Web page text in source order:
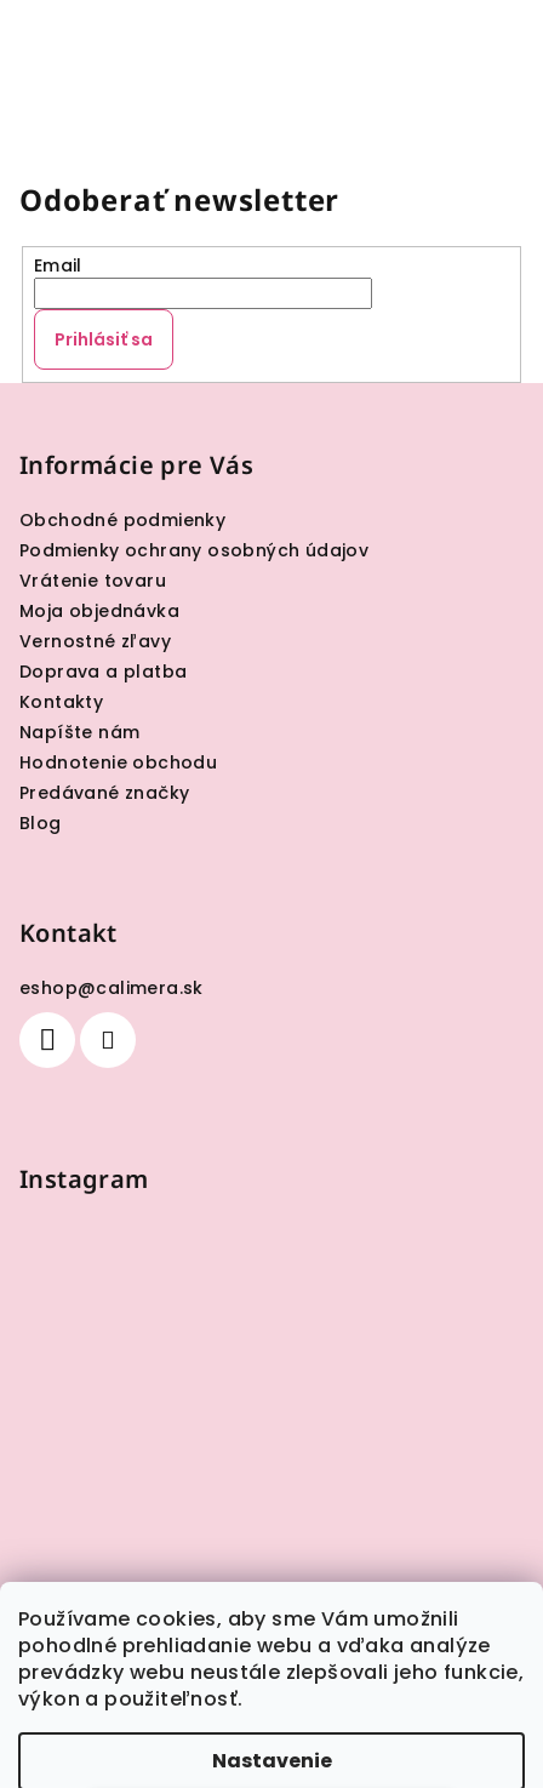
Používame cookies, aby sme Vám umožnili
pohodlné prehliadanie webu a vďaka analýze
prevádzky webu neustále zlepšovali jeho funkcie,
výkon a použiteľnosť.
Nastavenie
Odoberať newsletter
Email
Prihlásiť sa
Informácie pre Vás
Obchodné podmienky
Podmienky ochrany osobných údajov
Vrátenie tovaru
Moja objednávka
Vernostné zľavy
Doprava a platba
Kontakty
Napíšte nám
Hodnotenie obchodu
Predávané značky
Blog
Kontakt
eshop@calimera.sk
Instagram
Sledovať na Instagrame